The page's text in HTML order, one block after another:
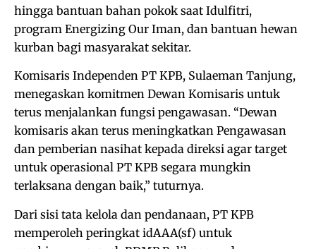
hingga bantuan bahan pokok saat Idulfitri,
program Energizing Our Iman, dan bantuan hewan
kurban bagi masyarakat sekitar.
Komisaris Independen PT KPB, Sulaeman Tanjung,
menegaskan komitmen Dewan Komisaris untuk
terus menjalankan fungsi pengawasan. “Dewan
komisaris akan terus meningkatkan Pengawasan
dan pemberian nasihat kepada direksi agar target
untuk operasional PT KPB segara mungkin
terlaksana dengan baik,” tuturnya.
Dari sisi tata kelola dan pendanaan, PT KPB
memperoleh peringkat idAAA(sf) untuk